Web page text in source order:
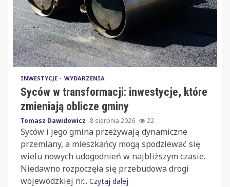
INWESTYCJE WYDARZENIA
Syców w transformacji: inwestycje, które
zmieniają oblicze gminy
Tomasz Dawidowicz 8 sierpnia 2026 22
Syców i jego gmina przeżywają dynamiczne
przemiany, a mieszkańcy mogą spodziewać się
wielu nowych udogodnień w najbliższym czasie.
Niedawno rozpoczęła się przebudowa drogi
wojewódzkiej nr... Czytaj dalej